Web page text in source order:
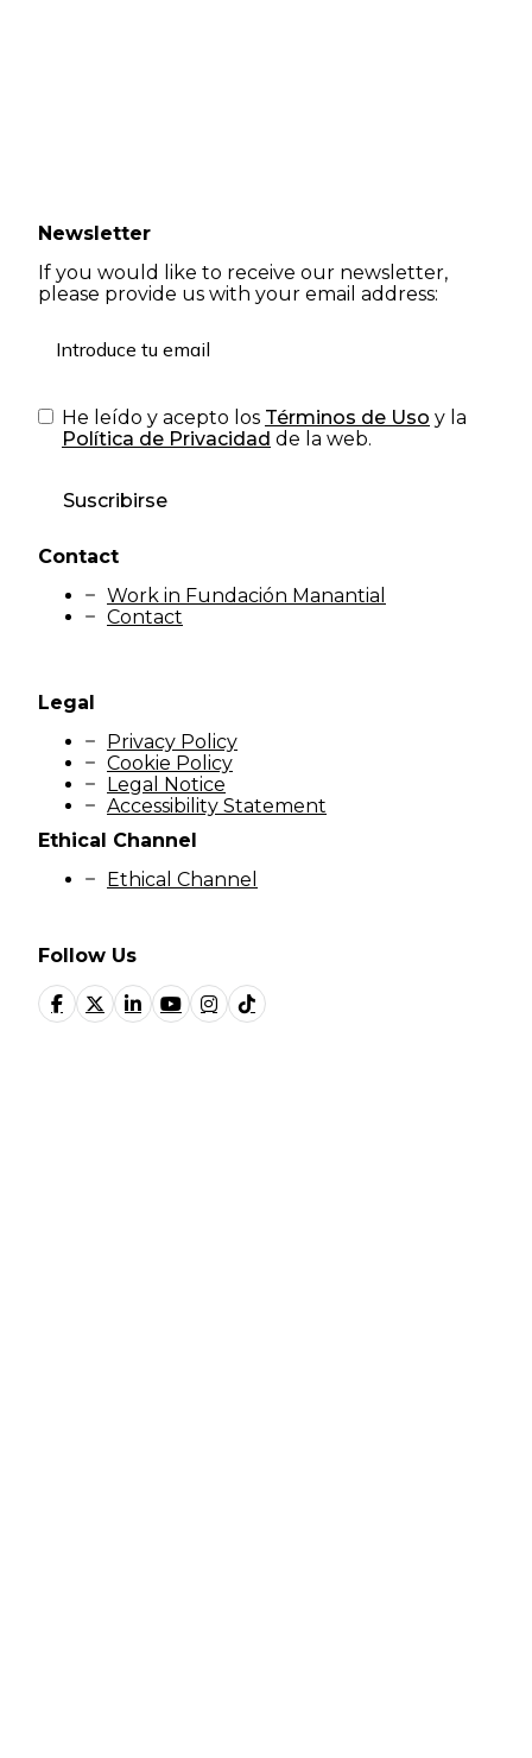
Newsletter
If you would like to receive our newsletter,
please provide us with your email address:
He leído y acepto los Términos de Uso y la
Política de Privacidad de la web.
Suscribirse
Contact
Work in Fundación Manantial
Contact
Legal
Privacy Policy
Cookie Policy
Legal Notice
Accessibility Statement
Follow Us
Ethical Channel
Ethical Channel